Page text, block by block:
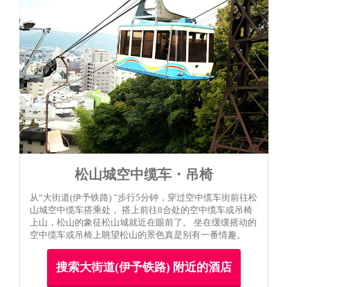
松山城空中缆车・吊椅
从“大街道(伊予铁路) ”步行5分钟，穿过空中缆车街前往松
山城空中缆车搭乘处， 搭上前往8合处的空中缆车或吊椅
上山，松山的象征松山城就近在眼前了。 坐在缓缓摇动的
空中缆车或吊椅上眺望松山的景色真是别有一番情趣。
搜索大街道(伊予铁路) 附近的酒店